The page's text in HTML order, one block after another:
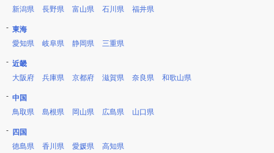
新潟県
長野県 富山県 石川県 福井県
東海
愛知県
岐阜県 静岡県 三重県
近畿
大阪府
兵庫県 京都府 滋賀県 奈良県 和歌山県
中国
鳥取県
島根県 岡山県 広島県 山口県
四国
徳島県
香川県 愛媛県 高知県